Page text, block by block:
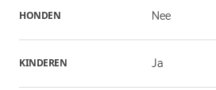
HONDEN Nee
KINDEREN Ja